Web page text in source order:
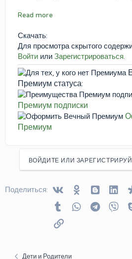
Read more
Скачать:
Для просмотра скрытого
Войти или Зарегистрироваться
Премиум статуса:
Премиум подписки
Премиум
ВОЙДИТЕ ИЛИ
Поделиться: VkontakteOdnoklassniki
Blogger
Tumblr WhatsAppTelegram
Ссылка
Дети и Родители